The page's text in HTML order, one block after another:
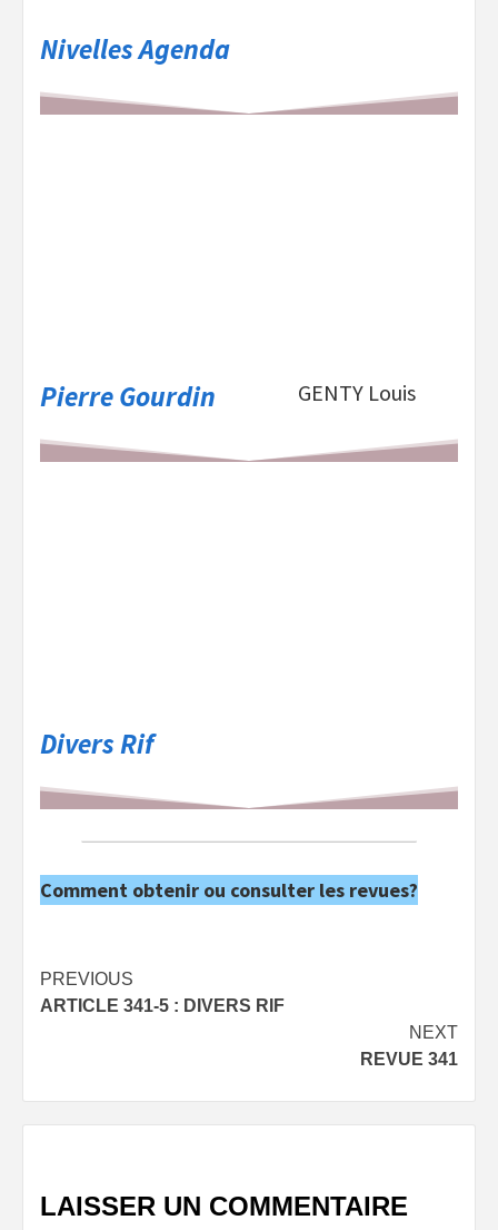
Nivelles Agenda
Pierre Gourdin GENTY Louis
Divers Rif
Comment obtenir ou consulter les revues?
Post
navigation
PREVIOUS
ARTICLE 341-5 : DIVERS RIF
NEXT
REVUE 341
LAISSER UN COMMENTAIRE